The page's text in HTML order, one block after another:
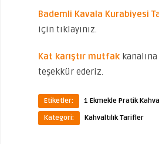
Bademli Kavala Kurabiyesi
için tıklayınız.
Kat karıştır mutfak
teşekkür ederiz.
Etiketler:
1 Ekmekle Pratik
Kategori:
Kahvaltılık Tarifler